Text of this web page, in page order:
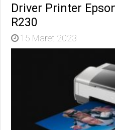
Driver Printer
R230
15 Maret 2023